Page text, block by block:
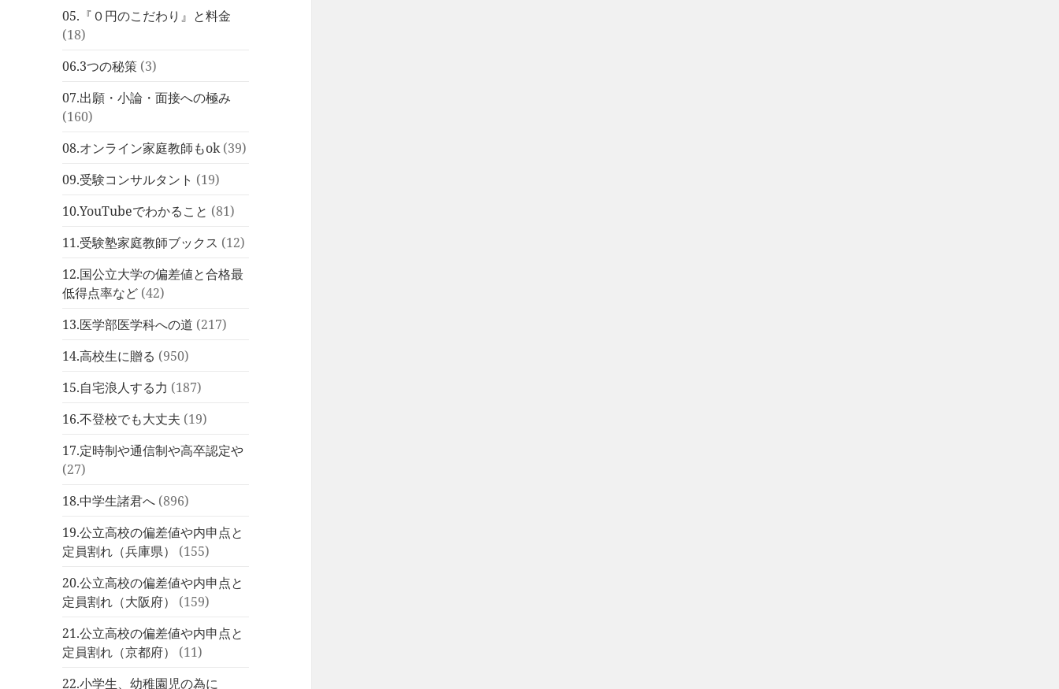
05.『０円のこだわり』と料金
(18)
06.3つの秘策 (3)
07.出願・小論・面接への極み
(160)
08.オンライン家庭教師もok(39)
09.受験コンサルタント (19)
10.YouTubeでわかること (81)
11.受験塾家庭教師ブックス (12)
12.国公立大学の偏差値と合格最
低得点率など (42)
13.医学部医学科への道 (217)
14.高校生に贈る (950)
15.自宅浪人する力 (187)
16.不登校でも大丈夫 (19)
17.定時制や通信制や高卒認定や
(27)
18.中学生諸君へ (896)
19.公立高校の偏差値や内申点と
定員割れ（兵庫県）
(155)
20.公立高校の偏差値や内申点と
定員割れ（大阪府）
(159)
21.公立高校の偏差値や内申点と
定員割れ（京都府）
(11)
22.小学生、幼稚園児の為に